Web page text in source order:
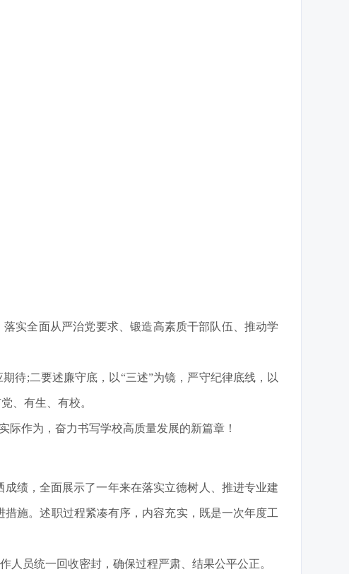
实全面从严治党要求、锻造高素质干部队伍、推动学
待;二要述廉守底，以“三述”为镜，严守纪律底线，以
、有生、有校。
际作为，奋力书写学校高质量发展的新篇章！
绩，全面展示了一年来在落实立德树人、推进专业建
施。述职过程紧凑有序，内容充实，既是一次年度工
员统一回收密封，确保过程严肃、结果公平公正。